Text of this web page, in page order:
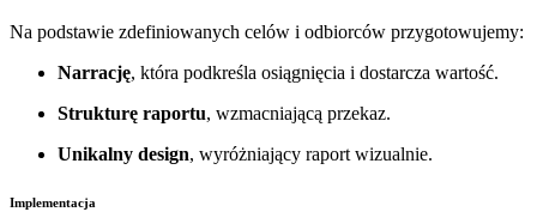
Na podstawie zdefiniowanych celów i odbiorców przygotowujemy:
Narrację, która podkreśla osiągnięcia i dostarcza wartość.
Strukturę raportu, wzmacniającą przekaz.
Unikalny design, wyróżniający raport wizualnie.
Implementacja